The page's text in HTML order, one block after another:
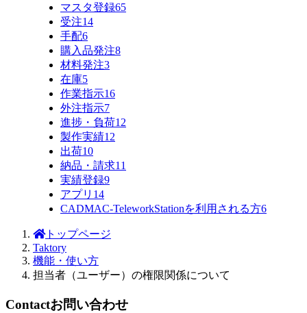
マスタ登録65
受注14
手配6
購入品発注8
材料発注3
在庫5
作業指示16
外注指示7
進捗・負荷12
製作実績12
出荷10
納品・請求11
実績登録9
アプリ 14
CADMAC-TeleworkStationを利用される方6
トップページ
Taktory
機能・使い方
担当者（ユーザー）の権限関係について
Contactお問い合わせ